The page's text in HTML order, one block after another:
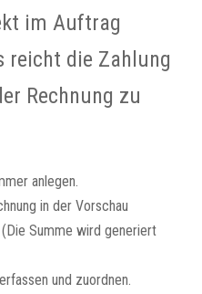
im Auftrag
reicht die Zahlung
Rechnung zu
anlegen.
in der Vorschau
Summe wird generiert
und zuordnen.